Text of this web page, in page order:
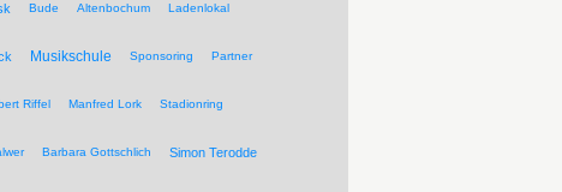
Bude Altenbochum Ladenlokal
Musikschule Sponsoring Partner
Riffel Manfred Lork Stadionring
Barbara Gottschlich Simon Terodde